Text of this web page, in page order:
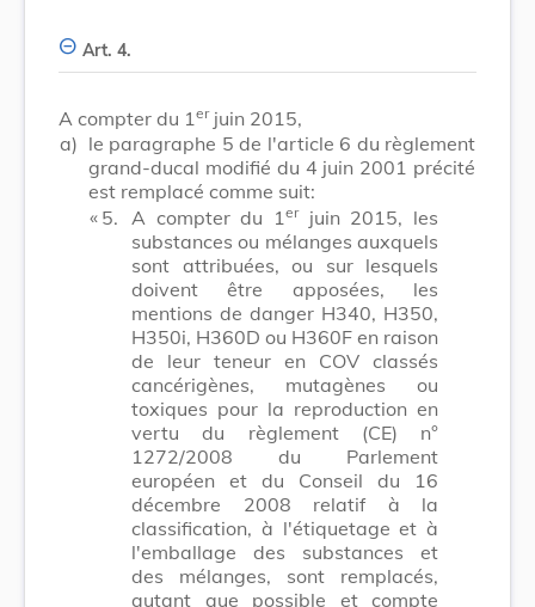
Art. 4.
A compter du 1 erjuin 2015,
a) le paragraphe 5 de l'article 6 du règlement
grand-ducal modifié du 4 juin 2001 précité
est remplacé comme suit:
​ « 5. A compter du 1 erjuin 2015, les
substances ou mélanges auxquels
sont attribuées, ou sur lesquels
doivent être apposées, les
mentions de danger H340, H350,
H350i, H360D ou H360F en raison
de leur teneur en COV classés
cancérigènes, mutagènes ou
toxiques pour la reproduction en
vertu du règlement (CE) n°
1272/2008 du Parlement
européen et du Conseil du 16
décembre 2008 relatif à la
classification, à l'étiquetage et à
l'emballage des substances et
des mélanges, sont remplacés,
autant que possible et compte